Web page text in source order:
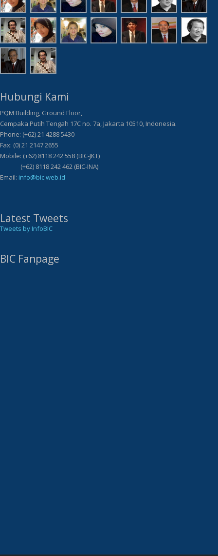
Hubungi Kami
PQM Building, Ground Floor,
Cempaka Putih Tengah 17C no. 7a, Jakarta 10510, Indonesia.
Phone: (+62) 21 4288 5430
Fax: (0) 21 2147 2655
Mobile: (+62) 8118 242 558 (BIC-JKT)
(+62) 8118 242 462 (BIC-INA)
Email: info@bic.web.id
Latest Tweets
Tweets by InfoBIC
BIC Fanpage